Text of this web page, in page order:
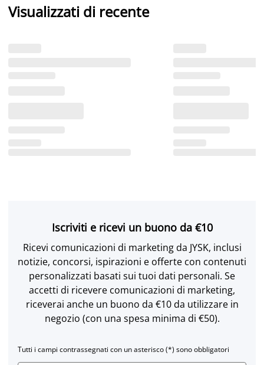
Visualizzati di recente
Iscriviti e ricevi un buono da €10
Ricevi comunicazioni di marketing da JYSK, inclusi
notizie, concorsi, ispirazioni e offerte con contenuti
personalizzati basati sui tuoi dati personali. Se
accetti di ricevere comunicazioni di marketing,
riceverai anche un buono da €10 da utilizzare in
negozio (con una spesa minima di €50).
Tutti i campi contrassegnati con un asterisco (*) sono obbligatori